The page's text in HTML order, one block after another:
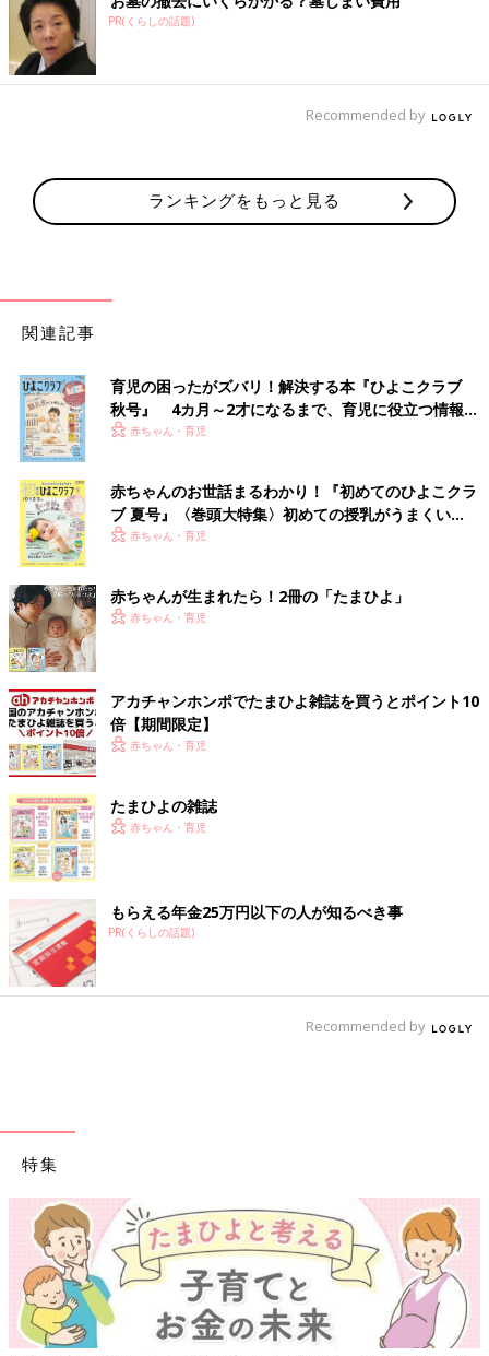
PR(くらしの話題)
Recommended by
ランキングをもっと見る
関連記事
育児の困ったがズバリ！解決する本『ひよこクラブ
秋号』 4カ月～2才になるまで、育児に役立つ情報が
いっぱい！
赤ちゃん・育児
赤ちゃんのお世話まるわかり！『初めてのひよこクラ
ブ 夏号』〈巻頭大特集〉初めての授乳がうまくい
く！ おっぱい・ミルクの基本と夏のトラブル 解決テ
赤ちゃん・育児
赤ちゃんが生まれたら！2冊の「たまひよ」
赤ちゃん・育児
アカチャンホンポでたまひよ雑誌を買うとポイント10
倍【期間限定】
赤ちゃん・育児
たまひよの雑誌
赤ちゃん・育児
もらえる年金25万円以下の人が知るべき事
PR(くらしの話題)
Recommended by
特集